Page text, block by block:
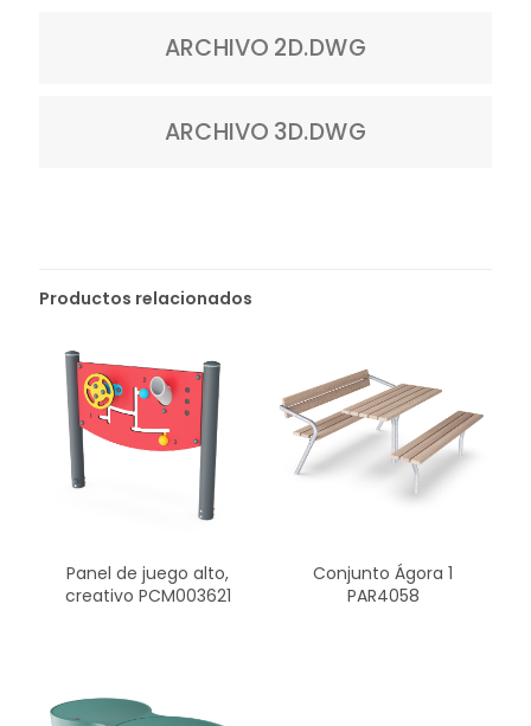
ARCHIVO 2D.DWG
ARCHIVO 3D.DWG
Productos relacionados
Panel de juego alto,
creativo PCM003621
Conjunto Ágora 1
PAR4058